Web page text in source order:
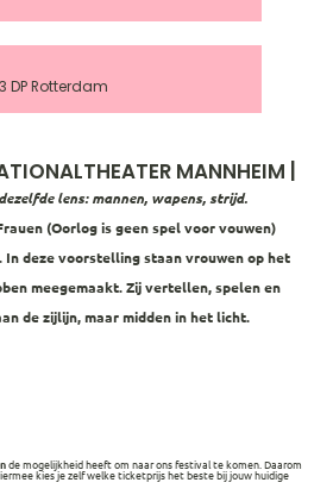
DP Rotterdam
MANNHEIM |
lens: mannen, wapens, strijd.
(Oorlog is geen spel voor vouwen)
deze voorstelling staan vrouwen op het
meegemaakt. Zij vertellen, spelen en
de zijlijn, maar midden in het licht.
de mogelijkheid heeft om naar ons festival te komen. Daarom
kies je zelf welke ticketprijs het beste bij jouw huidige